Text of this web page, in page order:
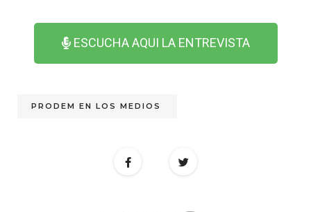
ESCUCHA AQUI LA ENTREVISTA
PRODEM EN LOS MEDIOS